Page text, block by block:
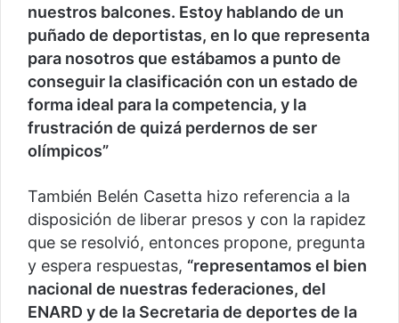
nuestros balcones. Estoy hablando de un
puñado de deportistas, en lo que representa
para nosotros que estábamos a punto de
conseguir la clasificación con un estado de
forma ideal para la competencia, y la
frustración de quizá perdernos de ser
olímpicos”
También Belén Casetta hizo referencia a la
disposición de liberar presos y con la rapidez
que se resolvió, entonces propone, pregunta
y espera respuestas, “representamos el bien
nacional de nuestras federaciones, del
ENARD y de la Secretaria de deportes de la